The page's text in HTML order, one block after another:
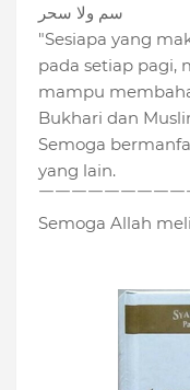
سم ولا سحر
"Sesiapa yang
pada setiap pagi,
mampu
Bukhari dan
Semoga
yang lain.
￣￣￣￣￣￣￣￣
Semoga Allah